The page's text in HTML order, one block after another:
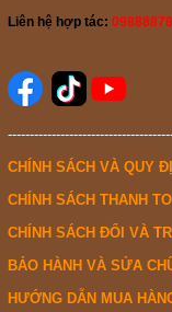
Liên hệ hợp tác:
CHÍNH SÁCH VÀ QUY
CHÍNH SÁCH THANH
CHÍNH SÁCH ĐỔI VÀ
BẢO HÀNH VÀ SỬA
HƯỚNG DẪN MUA